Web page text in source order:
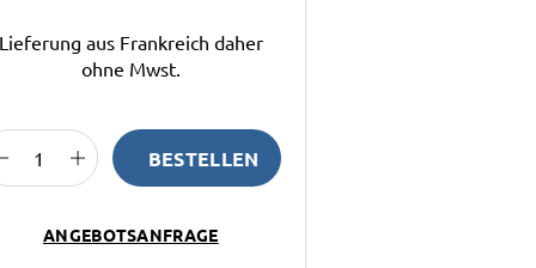
aus Frankreich daher
ohne Mwst.
BESTELLEN
ANGEBOTSANFRAGE